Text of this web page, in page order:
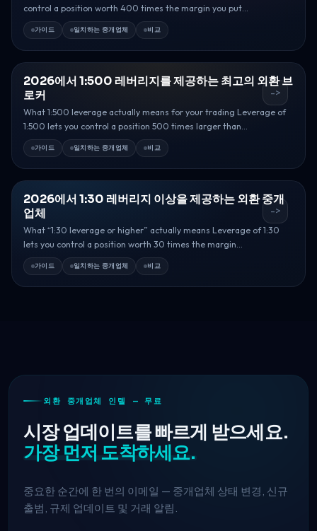
control a position worth 400 times the margin you put...
가이드 일치하는 중개업체 비교
2026에서 1:500 레버리지를 제공하는 최고의 외환 브
로커
What 1:500 leverage actually means for your trading Leverage of
1:500 lets you control a position 500 times larger than...
가이드 일치하는 중개업체 비교
->
2026에서 1:30 레버리지 이상을 제공하는 외환 중개
업체
What “1:30 leverage or higher” actually means Leverage of 1:30
lets you control a position worth 30 times the margin...
가이드 일치하는 중개업체 비교
->
외환 중개업체 인텔 — 무료
시장 업데이트를 빠르게 받으세요.
가장 먼저 도착하세요.
중요한 순간에 한 번의 이메일 — 중개업체 상태 변경, 신규
출범, 규제 업데이트 및 거래 알림.